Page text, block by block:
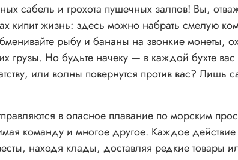
сабель и грохота пушечных залпов! Вы,
кипит жизнь: здесь можно набрать смелую
рыбу и бананы на звонкие монеты,
грузы. Но будьте начеку — в каждой бухте
или волны повернутся против вас?
в опасное плавание по морским
команду и многое другое. Каждое
находя клады, доставляя редкие товары